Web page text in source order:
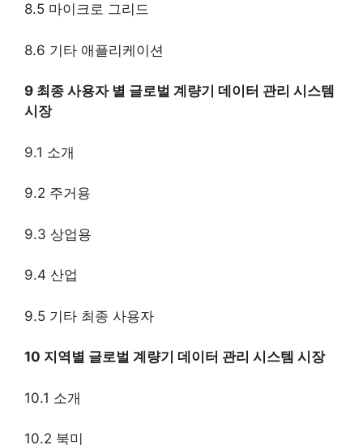
8.5 마이크로 그리드
8.6 기타 애플리케이션
9 최종 사용자 별 글로벌 계량기 데이터 관리 시스템
시장
9.1 소개
9.2 주거용
9.3 상업용
9.4 산업
9.5 기타 최종 사용자
10 지역별 글로벌 계량기 데이터 관리 시스템 시장
10.1 소개
10.2 북미